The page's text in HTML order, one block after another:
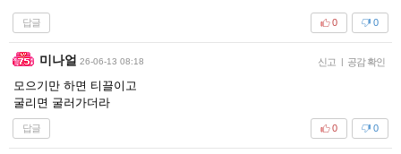
답글 0
0
미나얼 26-06-13 08:18 신고 | 공감 확인
모으기만 하면 티끌이고
굴리면 굴러가더라
답글 0
0